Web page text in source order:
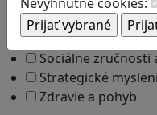
Motorika a
Programovanie/
Sociálne zručnosti
Strategické
Zdravie a pohyb